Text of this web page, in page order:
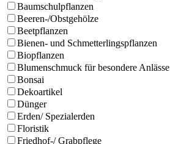
Baumschulpflanzen
Beeren-/Obstgehölze
Beetpflanzen
Bienen- und Schmetterlingspflanzen
Biopflanzen
Blumenschmuck für besondere Anlässe
Bonsai
Dekoartikel
Dünger
Erden/ Spezialerden
Floristik
Friedhof-/ Grabpflege